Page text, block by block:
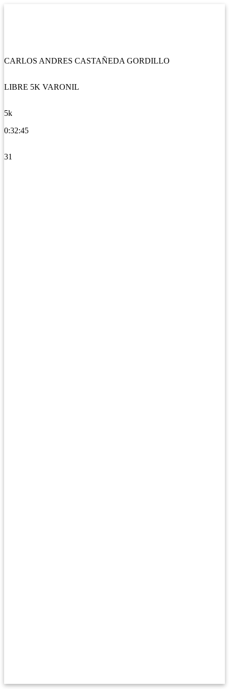
CARLOS ANDRES CASTAÑEDA GORDILLO
LIBRE 5K VARONIL
5k
0:32:45
31